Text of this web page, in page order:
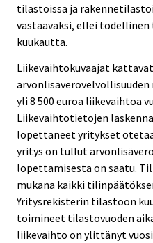
tilastoissa ja
vastaavaksi, ellei
kuukautta.
Liikevaihtokuvaajat kattavat
yli 8 500 euroa liikevaihtoa
Liikevaihtotietojen
lopettaneet yritykset
yritys on tullut
lopettamisesta on saatu.
mukana kaikki
Yritysrekisterin tilastoon
toimineet tilastovuoden
liikevaihto on ylittänyt